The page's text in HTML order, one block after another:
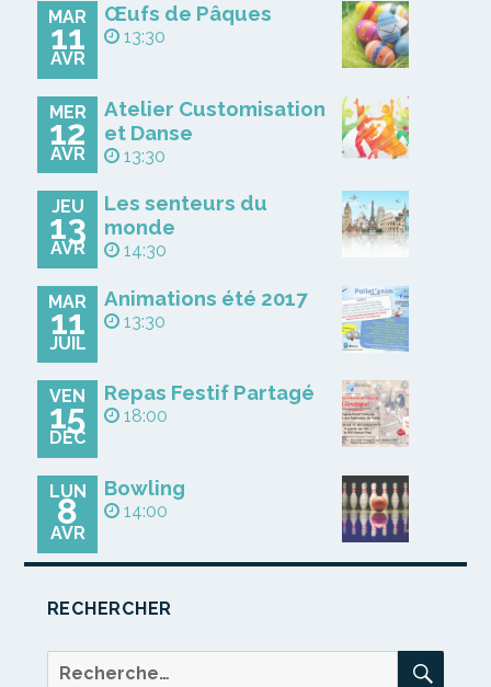
MAR
11
AVR
Œufs de Pâques
13:30
MER
12
AVR
Atelier Customisation
et Danse
13:30
JEU
13
AVR
Les senteurs du
monde
14:30
MAR
11
JUIL
Animations été 2017
13:30
VEN
15
DÉC
Repas Festif Partagé
18:00
LUN
8
AVR
Bowling
14:00
RECHERCHER
Recherche